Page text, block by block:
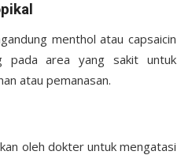
menthol atau capsaicin
pada area yang sakit untuk
atau pemanasan.
oleh dokter untuk mengatasi